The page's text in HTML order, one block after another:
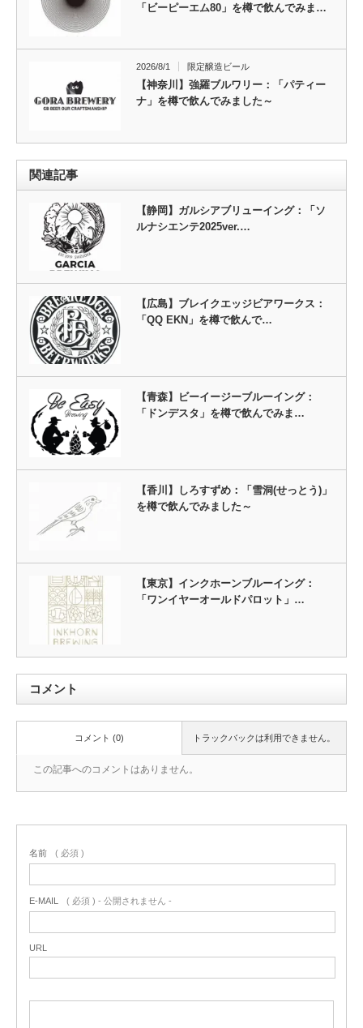
「ビーピーエム80」を樽で飲んでみま…
2026/8/1 限定醸造ビール
【神奈川】強羅ブルワリー：「パティー
ナ」を樽で飲んでみました～
関連記事
【静岡】ガルシアブリューイング：「ソ
ルナシエンテ2025ver.…
【広島】ブレイクエッジビアワークス：
「QQ EKN」を樽で飲んで…
【青森】ビーイージーブルーイング：
「ドンデスタ」を樽で飲んでみま…
【香川】しろすずめ：「雪洞(せっとう)」
を樽で飲んでみました～
【東京】インクホーンブルーイング：
「ワンイヤーオールドパロット」…
コメント
トラックバックは利用できません。
コメント (0)
この記事へのコメントはありません。
名前 ( 必須 )
E-MAIL ( 必須 ) - 公開されません -
URL